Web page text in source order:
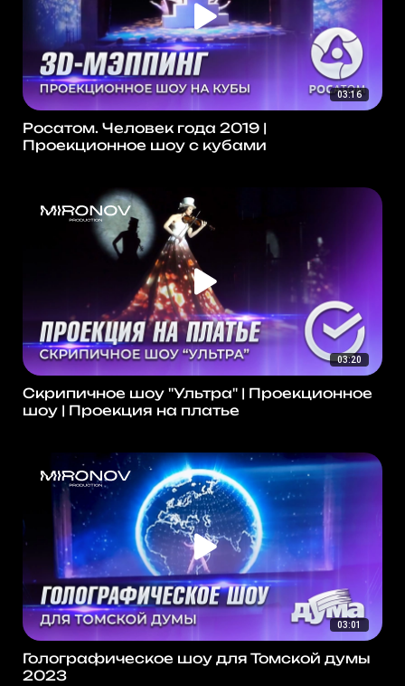
03:16
Росатом. Человек года 2019 |
Проекционное шоу с кубами
03:20
Скрипичное шоу "Ультра" | Проекционное
шоу | Проекция на платье
03:01
Голографическое шоу для Томской думы
2023